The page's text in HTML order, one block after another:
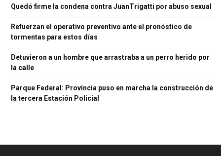
Quedó firme la condena contra JuanTrigatti por abuso sexual
Refuerzan el operativo preventivo ante el pronóstico de
tormentas para estos días
Detuvieron a un hombre que arrastraba a un perro herido por
la calle
Parque Federal: Provincia puso en marcha la construcción de
la tercera Estación Policial